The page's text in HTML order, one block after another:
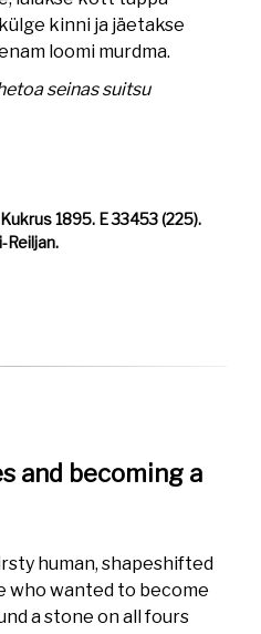
kinni ja jäetakse
loomi murdma.
seinas suitsu
1895. E 33453 (225).
Reiljan.
and becoming a
human, shapeshifted
who wanted to become
a stone on all fours